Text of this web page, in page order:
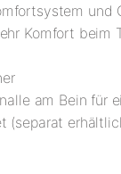
und
Komfort beim
am Bein für
(separat